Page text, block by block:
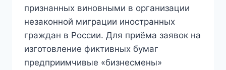
признанных виновными в организации
незаконной миграции иностранных
граждан в России. Для приёма заявок на
изготовление фиктивных бумаг
предприимчивые «бизнесмены»